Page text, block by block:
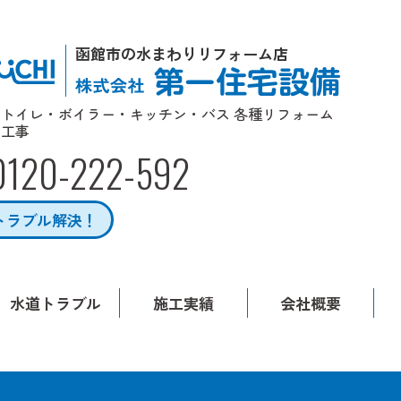
函館市の水まわりリフォーム店
トイレ・ボイラー・キッチン・バス 各種リフォーム
工事
222-592
ブル解決！
水道トラブル 施工実績 会社概要